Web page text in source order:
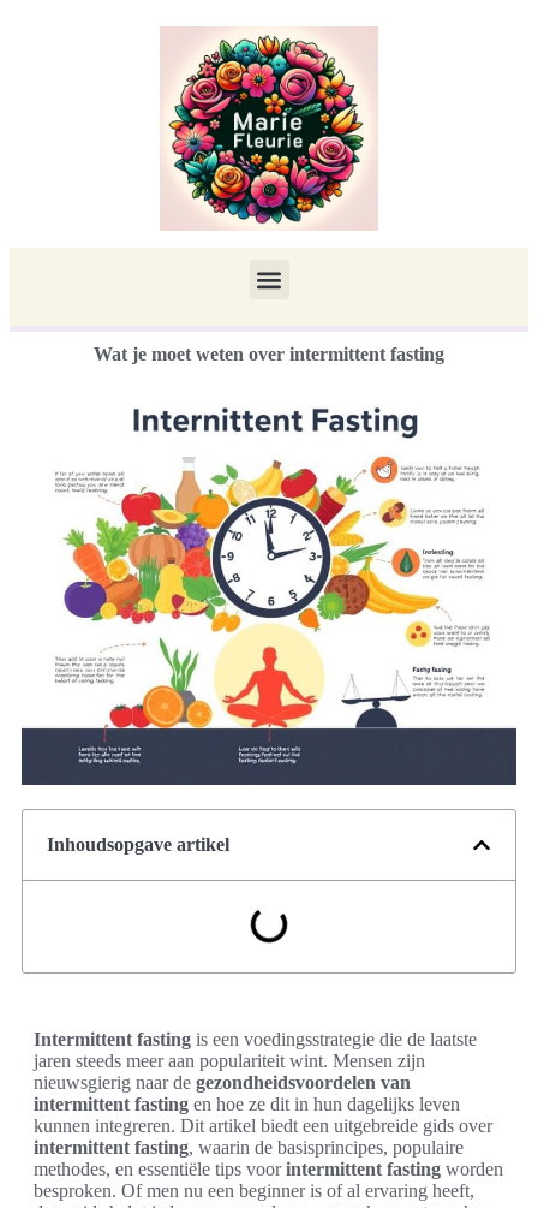
Wat je moet weten over intermittent fasting
Inhoudsopgave artikel
Intermittent fasting is een voedingsstrategie die de laatste
jaren steeds meer aan populariteit wint. Mensen zijn
nieuwsgierig naar de gezondheidsvoordelen van
intermittent fasting en hoe ze dit in hun dagelijks leven
kunnen integreren. Dit artikel biedt een uitgebreide gids over
intermittent fasting, waarin de basisprincipes, populaire
methodes, en essentiële tips voorintermittent fasting worden
besproken. Of men nu een beginner is of al ervaring heeft,